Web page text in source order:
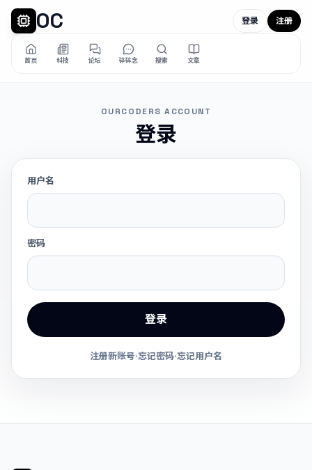
OC
首页 科技 论坛 碎碎念 搜索 文章
登录 注册
OURCODERS ACCOUNT
登录
用户名
密码
登录
注册新账号·忘记密码·忘记用户名